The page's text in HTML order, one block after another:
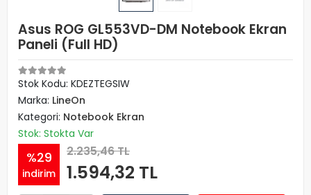
Asus ROG GL553VD-DM Notebook Ekran
Paneli (Full HD)
Stok Kodu: KDEZTEGSIW
Marka: LineOn
Kategori: Notebook Ekran
Stok: Stokta Var
%29
indirim
2.235,46 TL
1.594,32 TL